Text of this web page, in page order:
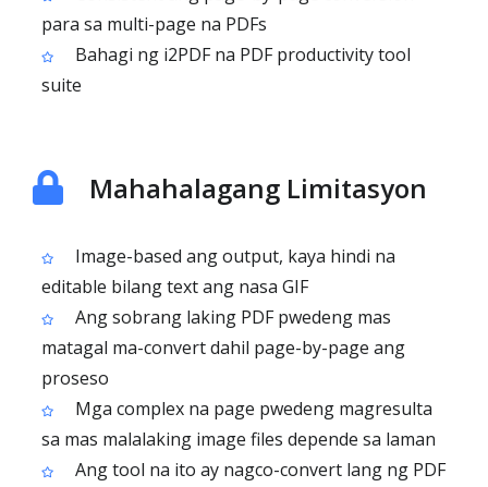
para sa multi-page na PDFs
Bahagi ng i2PDF na PDF productivity tool
suite
Mahahalagang Limitasyon
Image-based ang output, kaya hindi na
editable bilang text ang nasa GIF
Ang sobrang laking PDF pwedeng mas
matagal ma-convert dahil page-by-page ang
proseso
Mga complex na page pwedeng magresulta
sa mas malalaking image files depende sa laman
Ang tool na ito ay nagco-convert lang ng PDF